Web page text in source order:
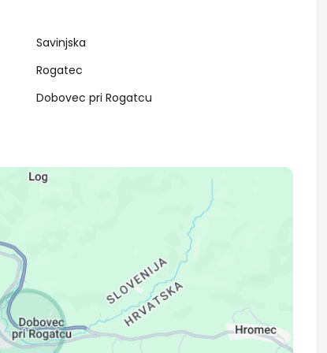
Savinjska
Rogatec
Dobovec pri Rogatcu
Hiša, Samostojna
Objavljeno 23. julij 2026